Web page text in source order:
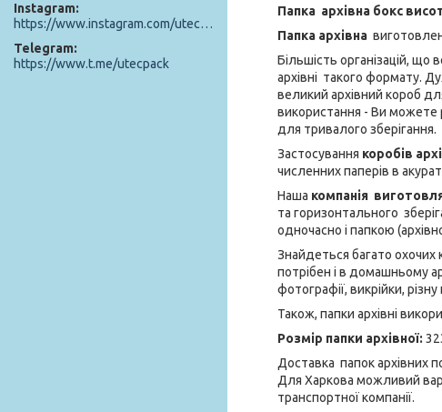
Папка архівна бокс
Папка архівна
Більшість організацій, що
архівні такого формату.
великий архівний короб
використання - Ви можете
для тривалого зберігання.
Застосування коробів
численних паперів в
Наша компанія
та горизонтального
одночасно і папкою
Знайдеться багато
потрібен і в домашньому
фотографії, викрійки,
Також, папки архівні
Розмір папки архівної:
Доставка папок архівних
Для Харкова можливий
транспортної компанії.
Instagram
https://www.instagram.com/utec_pack/
Telegram
https://www.t.me/utecpack